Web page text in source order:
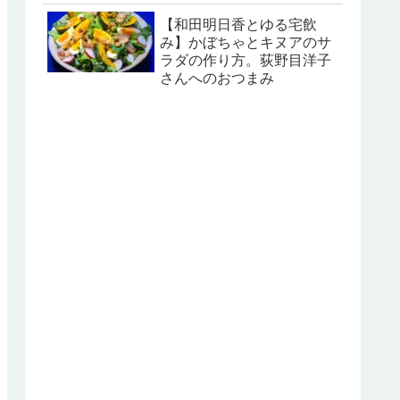
【和田明日香とゆる宅飲
み】かぼちゃとキヌアのサ
ラダの作り方。荻野目洋子
さんへのおつまみ